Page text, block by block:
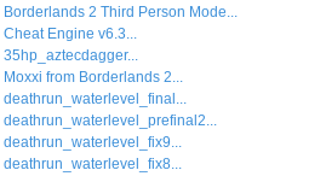
Borderlands 2 Third Person Mode...
Cheat Engine v6.3...
35hp_aztecdagger...
Moxxi from Borderlands 2...
deathrun_waterlevel_final...
deathrun_waterlevel_prefinal2...
deathrun_waterlevel_fix9...
deathrun_waterlevel_fix8...